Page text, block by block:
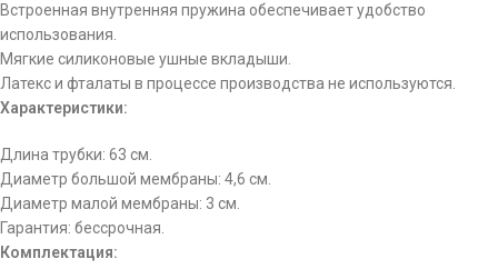
Встроенная внутренняя пружина обеспечивает удобство
использования.
Мягкие силиконовые ушные вкладыши.
Латекс и фталаты в процессе производства не используются.
Характеристики:
Длина трубки: 63 см.
Диаметр большой мембраны: 4,6 см.
Диаметр малой мембраны: 3 см.
Гарантия: бессрочная.
Комплектация: